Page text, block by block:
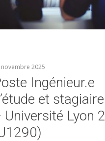
2025
Ingénieur.e
et stagiaire
Université Lyon 2